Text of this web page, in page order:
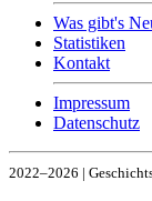
Was gibt's
Statistiken
Kontakt
Impressum
Datenschutz
2022–2026 |